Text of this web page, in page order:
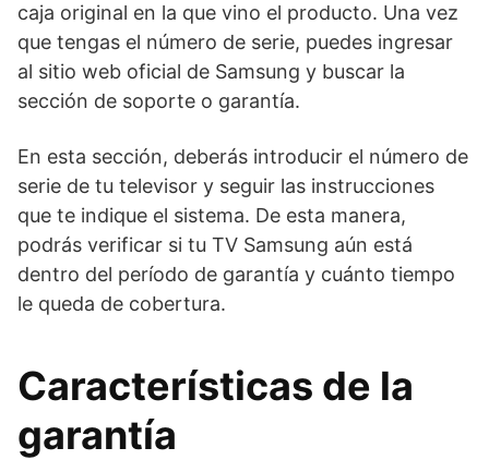
caja original en la que vino el producto. Una vez
que tengas el número de serie, puedes ingresar
al sitio web oficial de Samsung y buscar la
sección de soporte o garantía.
En esta sección, deberás introducir el número de
serie de tu televisor y seguir las instrucciones
que te indique el sistema. De esta manera,
podrás verificar si tu TV Samsung aún está
dentro del período de garantía y cuánto tiempo
le queda de cobertura.
Características de la
garantía